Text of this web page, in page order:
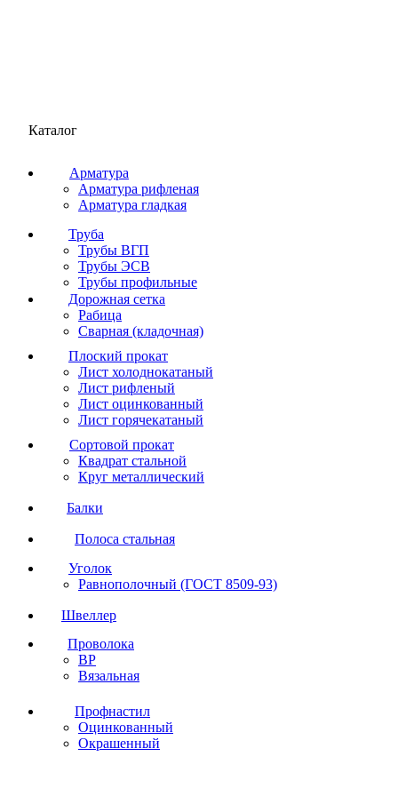
Каталог
Арматура
Арматура рифленая
Арматура гладкая
Труба
Трубы ВГП
Трубы ЭСВ
Трубы профильные
Дорожная сетка
Рабица
Сварная (кладочная)
Плоский прокат
Лист холоднокатаный
Лист рифленый
Лист оцинкованный
Лист горячекатаный
Сортовой прокат
Квадрат стальной
Круг металлический
Балки
Полоса стальная
Уголок
Равнополочный (ГОСТ 8509-93)
Швеллер
Проволока
ВР
Вязальная
Профнастил
Оцинкованный
Окрашенный